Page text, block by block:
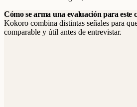
Cómo se arma una evaluación para este
Kokoro combina distintas señales para
comparable y útil antes de entrevistar.